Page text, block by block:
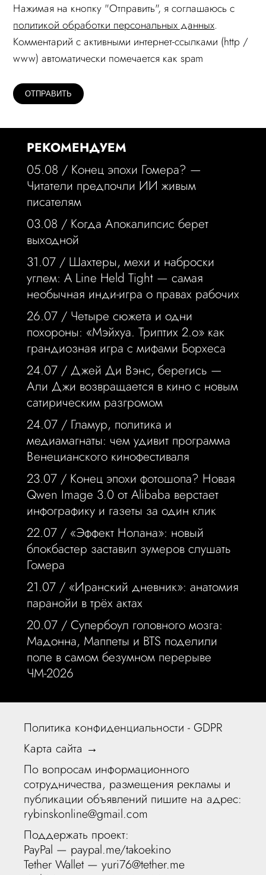
Нажимая на кнопку "Отправить", я соглашаюсь c
политикой обработки персональных данных.
Комментарий c активными интернет-ссылками (http /
www) автоматически помечается как spam
РЕКОМЕНДУЕМ
05.08 / Конец эпохи Гомера? —
Читатели предпочли ИИ живым
писателям
03.08 / Когда Апокалипсис берет
выходной
31.07 / Шахтеры, мехи и наброски
углем: A Line Held Tight — самая
необычная инди-игра о правах рабочих
26.07 / Четыре сюжета и одни
похороны: «Мэйхуа. Триптих 2.o» как
грандиозная игра с мифами Борхеса
24.07 / Джей Ди Вэнс, берегись —
Али Джи возвращается в кино с новым
сатирическим разгромом
24.07 / Гламур, политика и
медиамагнаты: чем удивит программа
Венецианского кинофестиваля
23.07 / Конец эпохи фотошопа? Новая
Qwen Image 3.0 от Alibaba верстает
инфографику и газеты за один клик
22.07 / «Эффект Нолана»: новый
блокбастер заставил зумеров слушать
Гомера
21.07 / «Иранский дневник»: анатомия
паранойи в трёх актах
20.07 / Супербоул головного мозга:
Мадонна, Маппеты и BTS поделили
поле в самом безумном перерыве
ЧМ-2026
Политика конфиденциальности - GDPR
Карта сайта →
По вопросам информационного
сотрудничества, размещения рекламы и
публикации объявлений пишите на адрес:
rybinskonline@gmail.com
Поддержать проект:
PayPal — paypal.me/takoekino
Tether Wallet — yuri76@tether.me